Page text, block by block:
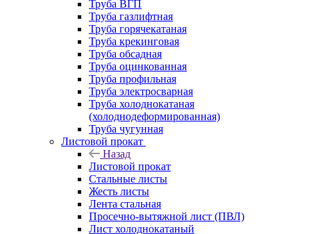
Труба ВГП
Труба газлифтная
Труба горячекатаная
Труба крекинговая
Труба обсадная
Труба оцинкованная
Труба профильная
Труба электросварная
Труба холоднокатаная
(холоднодеформированная)
Труба чугунная
Листовой прокат
Назад
Листовой прокат
Стальные листы
Жесть листы
Лента стальная
Просечно-вытяжной лист (ПВЛ)
Лист холоднокатаный